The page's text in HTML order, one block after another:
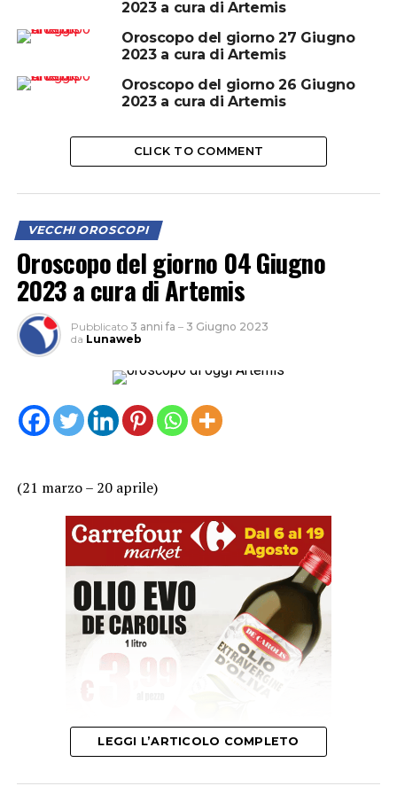
2023 a cura di Artemis
Oroscopo del giorno 27 Giugno
2023 a cura di Artemis
Oroscopo del giorno 26 Giugno
2023 a cura di Artemis
CLICK TO COMMENT
VECCHI OROSCOPI
Oroscopo del giorno 04 Giugno
2023 a cura di Artemis
Pubblicato 3 anni fa – 3 Giugno 2023
da Lunaweb
(21 marzo – 20 aprile)
Mercurio è in risonanza armonica nel vostro segno.
LEGGI L’ARTICOLO COMPLETO